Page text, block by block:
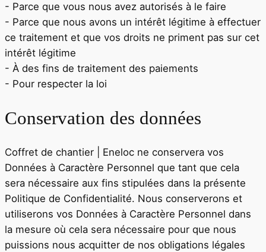
- Parce que vous nous avez autorisés à le faire
- Parce que nous avons un intérêt légitime à effectuer
ce traitement et que vos droits ne priment pas sur cet
intérêt légitime
- À des fins de traitement des paiements
- Pour respecter la loi
Conservation des données
Coffret de chantier | Eneloc ne conservera vos
Données à Caractère Personnel que tant que cela
sera nécessaire aux fins stipulées dans la présente
Politique de Confidentialité. Nous conserverons et
utiliserons vos Données à Caractère Personnel dans
la mesure où cela sera nécessaire pour que nous
puissions nous acquitter de nos obligations légales